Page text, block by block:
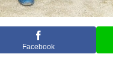
Facebook